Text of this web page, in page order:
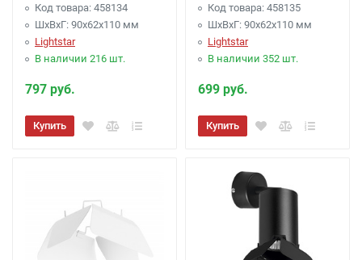
Код товара: 458134
ШхВхГ: 90x62x110 мм
Lightstar
В наличии 216 шт.
797 руб.
Купить
Код товара: 458135
ШхВхГ: 90x62x110 мм
Lightstar
В наличии 352 шт.
699 руб.
Купить